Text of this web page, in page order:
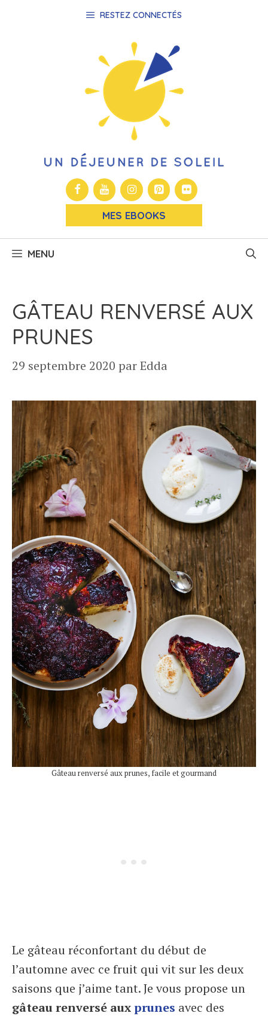
RESTEZ CONNECTÉS
MES EBOOKS
MENU
GÂTEAU RENVERSÉ AUX
PRUNES
29 septembre 2020 parEdda
Gâteau renversé aux prunes, facile et gourmand
Le gâteau réconfortant du début de
l’automne avec ce fruit qui vit sur les deux
saisons que j’aime tant. Je vous propose un
gâteau renversé auxprunes avec des